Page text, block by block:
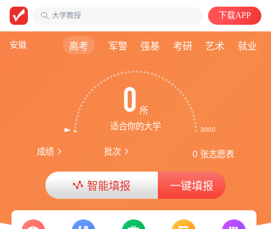
大学教授
自动化类
下载APP
安徽 高考 军警 强基 考研 艺术 就业
0 所
适合你的大学
成绩 批次 0 张志愿表
智能填报 一键填报